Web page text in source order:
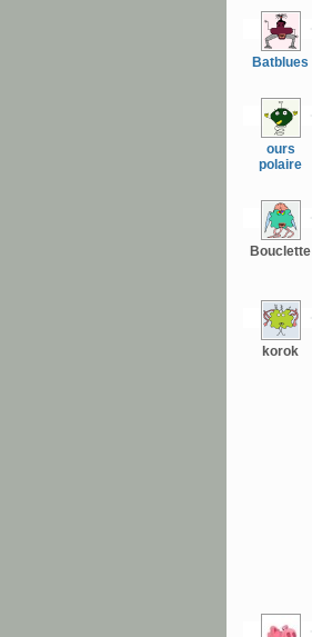
Batblues
ours
polaire
Bouclette
korok